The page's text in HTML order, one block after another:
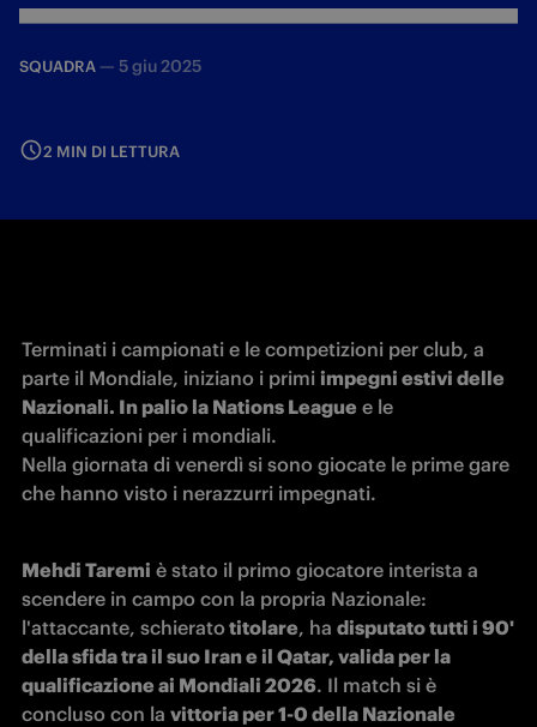
SQUADRA — 5 giu 2025
2 MIN DI LETTURA
Terminati i campionati e le competizioni per club, a
parte il Mondiale, iniziano i primi impegni estivi delle
Nazionali. In palio la Nations League e le
qualificazioni per i mondiali.
Nella giornata di venerdì si sono giocate le prime gare
che hanno visto i nerazzurri impegnati.
Mehdi Taremi è stato il primo giocatore interista a
scendere in campo con la propria Nazionale:
l'attaccante, schierato titolare, ha disputato tutti i 90'
della sfida tra il suo Iran e il Qatar, valida per la
qualificazione ai Mondiali 2026. Il match si è
concluso con la vittoria per 1-0 della Nazionale